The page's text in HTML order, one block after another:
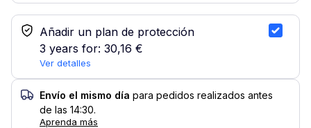
Añadir un plan de protección
3 years for: 30,16 €
Ver detalles
Seleccionar plan de protección
Envío el mismo día para pedidos realizados antes
de las 14:30.
Aprenda más